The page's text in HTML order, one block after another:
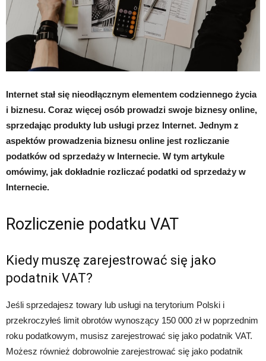
Internet stał się nieodłącznym elementem codziennego życia
i biznesu. Coraz więcej osób prowadzi swoje biznesy online,
sprzedając produkty lub usługi przez Internet. Jednym z
aspektów prowadzenia biznesu online jest rozliczanie
podatków od sprzedaży w Internecie. W tym artykule
omówimy, jak dokładnie rozliczać podatki od sprzedaży w
Internecie.
Rozliczenie podatku VAT
Kiedy muszę zarejestrować się jako
podatnik VAT?
Jeśli sprzedajesz towary lub usługi na terytorium Polski i
przekroczyłeś limit obrotów wynoszący 150 000 zł w poprzednim
roku podatkowym, musisz zarejestrować się jako podatnik VAT.
Możesz również dobrowolnie zarejestrować się jako podatnik